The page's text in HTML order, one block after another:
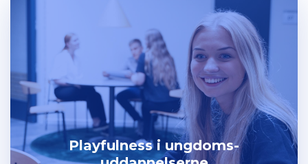
Playfulness i ungdoms-